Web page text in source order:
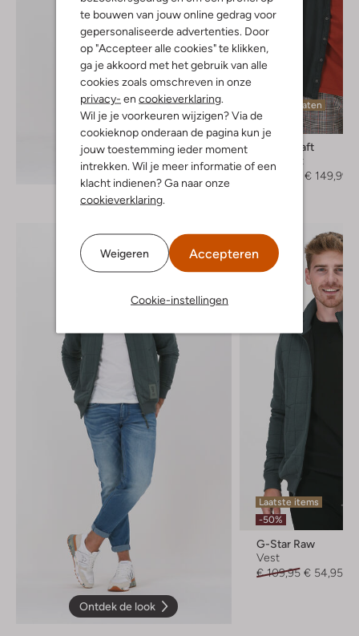
te bouwen van jouw online gedrag voor
gepersonaliseerde advertenties. Door
op "Accepteer alle cookies" te klikken,
ga je akkoord met het gebruik van alle
cookies zoals omschreven in onze
privacy- en cookieverklaring.
Wil je je voorkeuren wijzigen? Via de
cookieknop onderaan de pagina kun je
jouw toestemming ieder moment
intrekken. Wil je meer informatie of een
klacht indienen? Ga naar onze
cookieverklaring.
Weigeren Accepteren
Cookie-instellingen
Ontdek de look
Laatste maten
-50%
Goosecraft
Overshirt
€ 149,99
Ontdek de look
Laatste items
-50%
G-Star Raw
Vest
€ 109,95 € 54,95